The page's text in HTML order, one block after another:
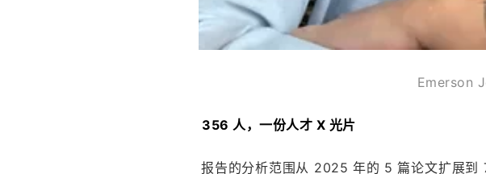
Emerson
  356 人，一份人才 X 光片
报告的分析范围从 2025 年的 5 篇论文扩展